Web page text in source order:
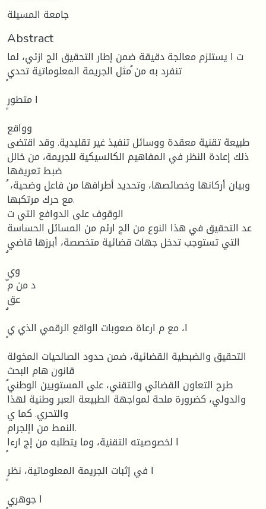
جامعة المسيلة
Abstract
ت ا يستلزم معالجة دقيقة ضمن إطار التحقيق الج ازئي، لما
تنفرد به من ُمثل الجريمة المعلوماتية تحدي
ا متطور
وواقع
طبيعة تقنية معقدة ووسائل تنفيذ غير تقليدية. وقد اقتضى
ذلك إعادة النظر في المفاهيم الكالسيكية للجريمة، من خالل
ضبط تعريفها
ُ وبيان أركانها وخصائصها، وتحديد أطرافها من فاعل وضحية،
مع حرك مرتكبها.
الوقوف على الدوافع التي ت
عد التحقيق في هذا النوع من الج ارئم من المسائل الحساسة
التي تستوجب تدخل جهات قضائية متخصصة، أبرزها قاضي
وي
عق
ا، مع م ارعاة صعوبات الواقع الرقمي الذي ي
التحقيق والضبطية القضائية، ضمن حدود الصالحيات المخولة
قانون هام البحث
والدولي، كضرورة ملحة لمواجهة الطبيعة العبر وطنية لهذا
والتحري. كما ي
النمط من اإلجرام.
ا لخصوصيته التقنية، وما يتطلبه من إج ارءا
ا في إثبات الجريمة المعلوماتية، نظر
ا جوهري